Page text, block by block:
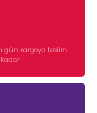
gün kargoya teslim